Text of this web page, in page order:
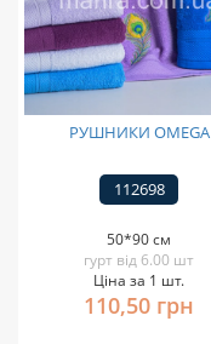
РУШНИКИ OMEGA
112698
50*90 см
гурт від 6.00 шт
Ціна за 1 шт.
110,50 грн